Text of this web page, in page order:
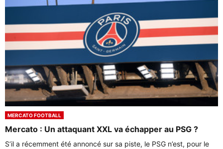
MERCATO FOOTBALL
Mercato : Un attaquant XXL va échapper au PSG ?
S’il a récemment été annoncé sur sa piste, le PSG n’est, pour le